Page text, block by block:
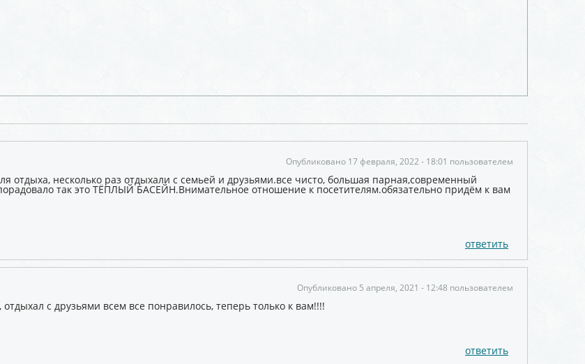
Опубликовано 17 февраля, 2022 - 18:01 пользователем
отдыха, несколько раз отдыхали с семьей и друзьями.все чисто, большая парная,современный
так это ТЁПЛЫЙ БАСЕЙН.Внимательное отношение к посетителям.обязательно придём к вам
ответить
Опубликовано 5 апреля, 2021 - 12:48 пользователем
с друзьями всем все понравилось, теперь только к вам!!!!
ответить